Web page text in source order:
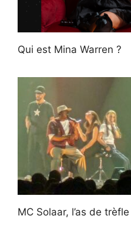
Qui est Mina Warren ?
MC Solaar, l’as de